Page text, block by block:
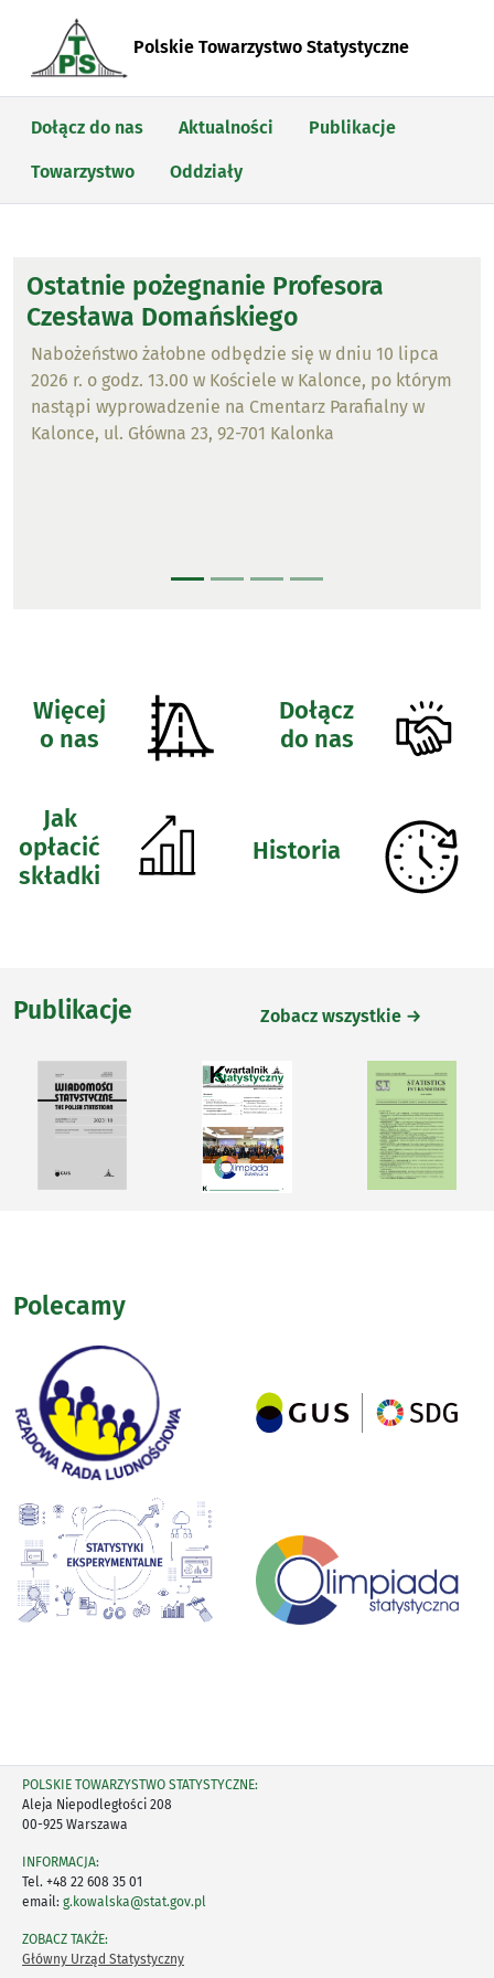
Polskie Towarzystwo Statystyczne
Dołącz do nas Aktualności Publikacje
Towarzystwo Oddziały
Ostatnie pożegnanie Profesora
Czesława Domańskiego
Nabożeństwo żałobne odbędzie się w dniu 10 lipca
2026 r. o godz. 13.00 w Kościele w Kalonce, po którym
nastąpi wyprowadzenie na Cmentarz Parafialny w
Kalonce, ul. Główna 23, 92-701 Kalonka
Więcej
o nas
Dołącz
do nas
Jak
opłacić
składki
Historia
Publikacje Zobacz wszystkie →
Polecamy
POLSKIE TOWARZYSTWO STATYSTYCZNE:
Aleja Niepodległości 208
00-925 Warszawa
INFORMACJA:
Tel. +48 22 608 35 01
email: g.kowalska@stat.gov.pl
ZOBACZ TAKŻE:
Główny Urząd Statystyczny